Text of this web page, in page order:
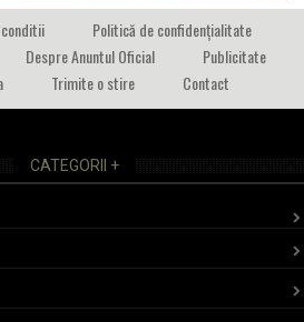
Politică de confidențialitate
Despre Anuntul Oficial
Publicitate
Trimite o stire Contact
CATEGORII +